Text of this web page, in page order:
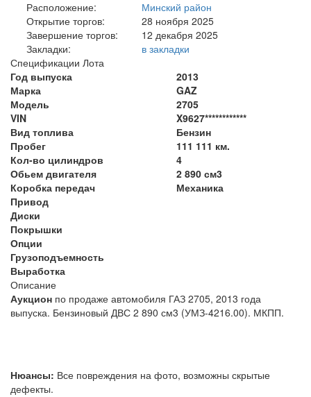
Расположение:
Минский район
Открытие торгов:
28 ноября 2025
Завершение торгов:
12 декабря 2025
Закладки:
в закладки
Спецификации Лота
Год выпуска
2013
Марка
GAZ
Модель
2705
VIN
X9627************
Вид топлива
Бензин
Пробег
111 111 км.
Кол-во цилиндров
4
Обьем двигателя
2 890 см3
Коробка передач
Механика
Привод
Диски
Покрышки
Опции
Грузоподъемность
Выработка
Описание
Аукцион по продаже автомобиля ГАЗ 2705, 2013 года
выпуска. Бензиновый ДВС 2 890 см3 (УМЗ-4216.00). МКПП.
Нюансы: Все повреждения на фото, возможны скрытые
дефекты.